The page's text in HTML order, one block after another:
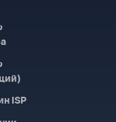
ISP